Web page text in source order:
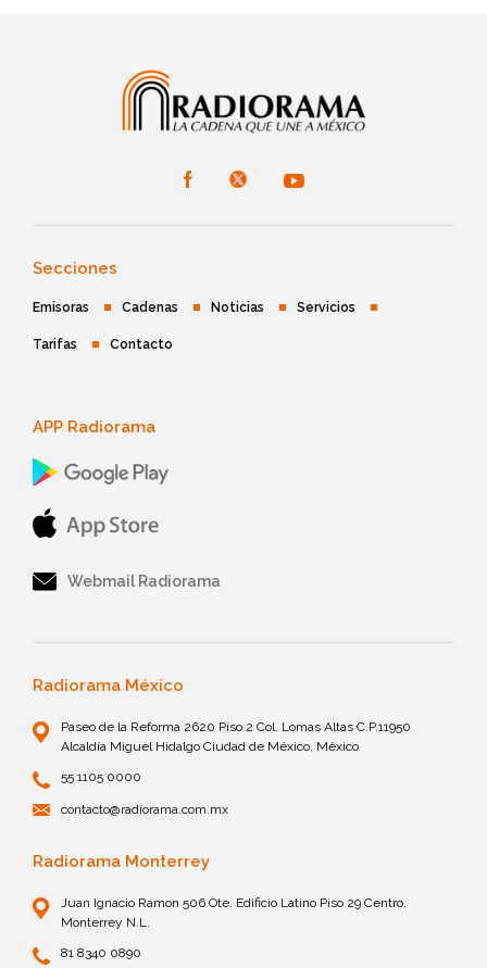
Secciones
Emisoras Cadenas Noticias Servicios
Tarifas Contacto
APP Radiorama
Webmail Radiorama
Radiorama México
Paseo de la Reforma 2620 Piso 2 Col. Lomas Altas C.P.11950
Alcaldía Miguel Hidalgo Ciudad de México, México
55 1105 0000
contacto@radiorama.com.mx
Radiorama Monterrey
Juan Ignacio Ramon 506 Ote. Edificio Latino Piso 29 Centro,
Monterrey N.L.
81 8340 0890